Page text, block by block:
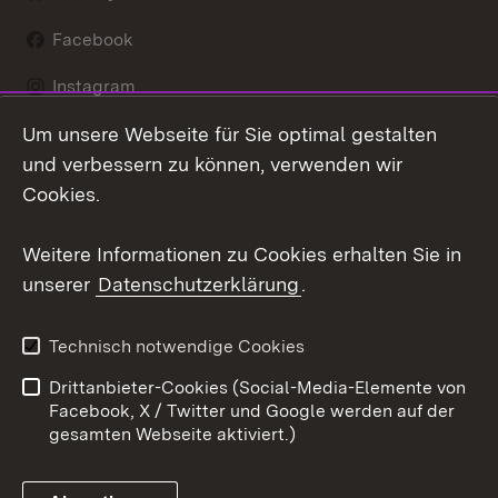
Facebook
Instagram
LinkedIn
Datenschutz
Barrierefreiheit
Impressum
Cookies
Um unsere Webseite für Sie optimal gestalten
und verbessern zu können, verwenden wir
Cookies.
Weitere Informationen zu Cookies erhalten Sie in
unserer Datenschutzerklärung.
Technisch notwendige Cookies
Drittanbieter-Cookies (Social-Media-Elemente von
Facebook, X / Twitter und Google werden auf der
gesamten Webseite aktiviert.)